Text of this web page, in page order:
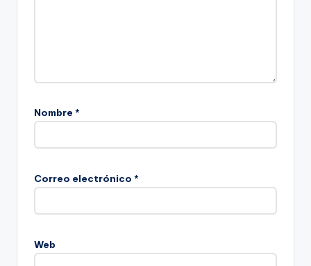
Nombre *
Correo electrónico *
Web